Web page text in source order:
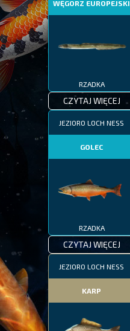
WĘGORZ EUROPEJSKI
RZADKA
CZYTAJ WIĘCEJ
JEZIORO LOCH NESS
GOLEC
RZADKA
CZYTAJ WIĘCEJ
JEZIORO LOCH NESS
KARP